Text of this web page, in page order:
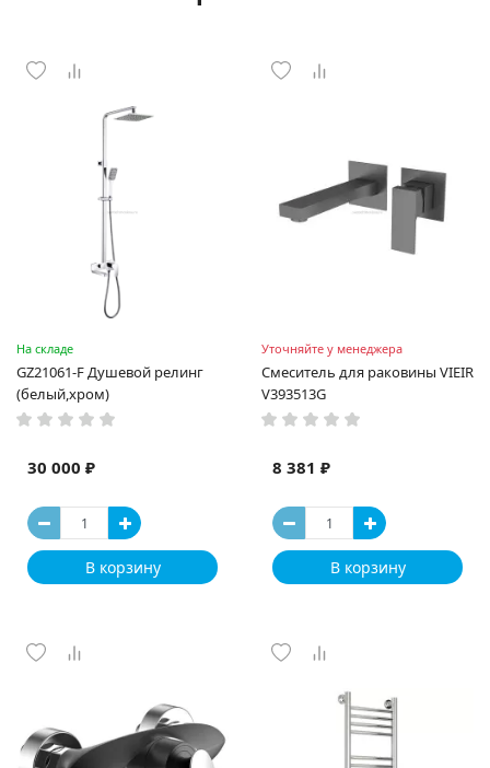
На складе
GZ21061-F Душевой релинг
(белый,хром)
30 000 ₽
В корзину
Уточняйте у менеджера
Смеситель для раковины VIEIR
V393513G
8 381 ₽
В корзину